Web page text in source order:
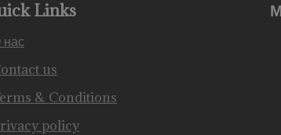
Links
us
& Conditions
policy